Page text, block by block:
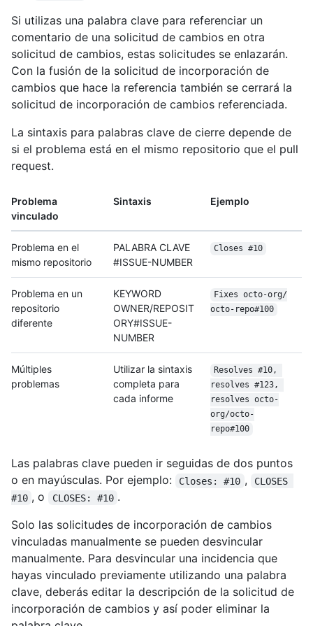
Si utilizas una palabra clave para referenciar un
comentario de una solicitud de cambios en otra
solicitud de cambios, estas solicitudes se enlazarán.
Con la fusión de la solicitud de incorporación de
cambios que hace la referencia también se cerrará la
solicitud de incorporación de cambios referenciada.
La sintaxis para palabras clave de cierre depende de
si el problema está en el mismo repositorio que el pull
request.
Problema
vinculado
Sintaxis Ejemplo
Problema en el
mismo repositorio
PALABRA CLAVE
#ISSUE-NUMBER
Closes #10
Problema en un
repositorio
diferente
KEYWORD
OWNER/REPOSIT
ORY#ISSUE-
NUMBER
Fixes octo-org/
octo-repo#100
Múltiples
problemas
Utilizar la sintaxis
completa para
cada informe
Resolves #10,
resolves #123,
resolves octo-
org/octo-
repo#100
Las palabras clave pueden ir seguidas de dos puntos
o en mayúsculas. Por ejemplo:
Closes: #10 ,
CLOSES
#10 , o CLOSES: #10 .
Solo las solicitudes de incorporación de cambios
vinculadas manualmente se pueden desvincular
manualmente. Para desvincular una incidencia que
hayas vinculado previamente utilizando una palabra
clave, deberás editar la descripción de la solicitud de
incorporación de cambios y así poder eliminar la